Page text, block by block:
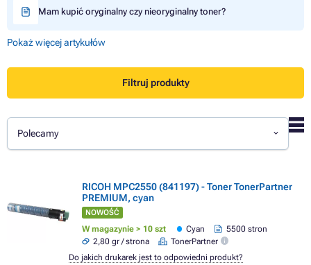
Mam kupić oryginalny czy nieoryginalny toner?
Pokaż więcej artykułów
Filtruj produkty
Polecamy
RICOH MPC2550 (841197) - Toner TonerPartner
PREMIUM, cyan
NOWOŚĆ
W magazynie > 10 szt Cyan
5500 stron
2,80 gr / strona
TonerPartner
Do jakich drukarek jest to odpowiedni produkt?